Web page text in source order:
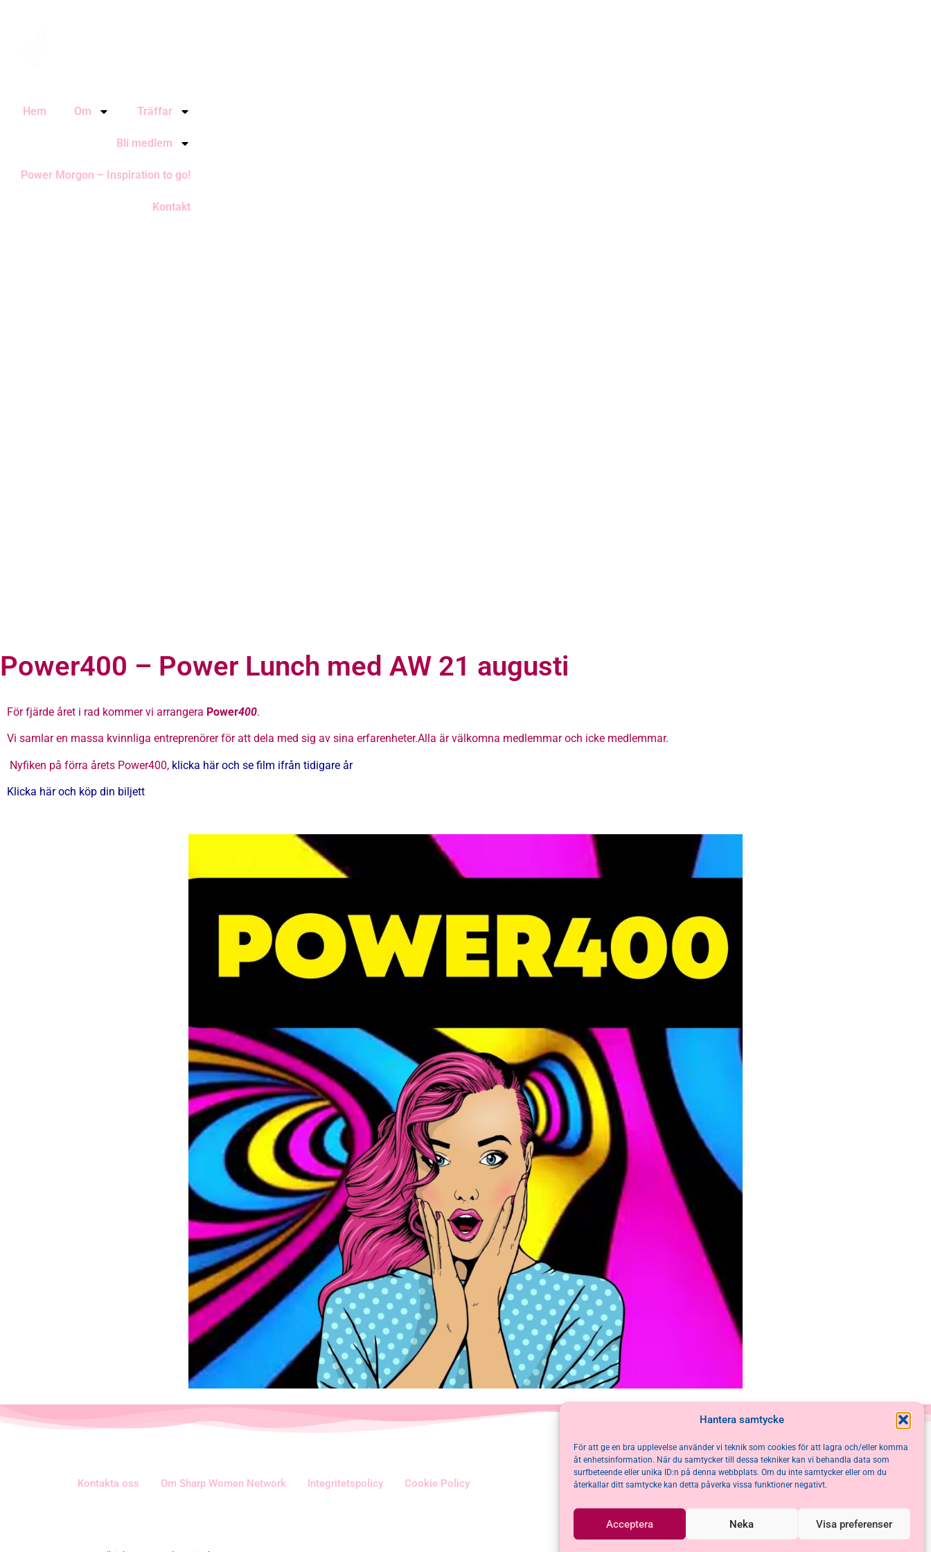
Hantera samtycke
För att ge en bra upplevelse använder vi teknik som cookies för att lagra och/eller komma
åt enhetsinformation. När du samtycker till dessa tekniker kan vi behandla data som
surfbeteende eller unika ID:n på denna webbplats. Om du inte samtycker eller om du
återkallar ditt samtycke kan detta påverka vissa funktioner negativt.
Acceptera Neka Visa preferenser
Hem Om Träffar
Bli medlem
Power Morgon – Inspiration to go!
Kontakt
Power400 – Power Lunch med AW 21 augusti
För fjärde året i rad kommer vi arrangera Power400.
Vi samlar en massa kvinnliga entreprenörer för att dela med sig av sina erfarenheter.Alla är välkomna medlemmar och icke medlemmar.
Nyfiken på förra årets Power400, klicka här och se film ifrån tidigare år
Klicka här och köp din biljett
Kontakta oss Om Sharp Women Network Integritetspolicy Cookie Policy